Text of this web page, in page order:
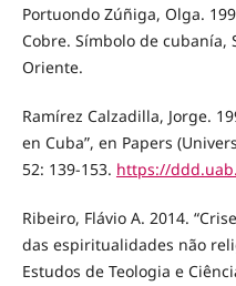
Portuondo Zúñiga, Olga.
Cobre. Símbolo de cubanía,
Oriente.
Ramírez Calzadilla, Jorge.
en Cuba”, en Papers
52: 139-153. https://
Ribeiro, Flávio A. 2014.
das espiritualidades não
Estudos de Teologia e